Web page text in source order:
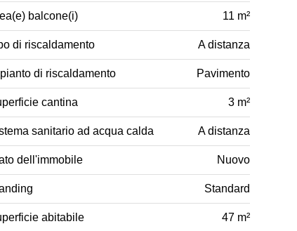
balcone(i) 11 m²
di riscaldamento A distanza
di riscaldamento Pavimento
cantina 3 m²
sanitario ad acqua calda A distanza
dell'immobile Nuovo
Standard
abitabile 47 m²